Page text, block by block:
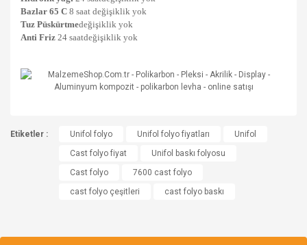
Bazlar 65 C 8 saat değişiklik yok
Tuz Püskürtmedeğişiklik yok
Anti Friz 24 saatdeğişiklik yok
Bu ürüne ilk yorumu siz yapın!
konularda yetersiz gördüğünüz noktaları öneri formunu
kullanarak tarafımıza iletebilirsiniz.
Görüş ve önerileriniz için teşekkür ederiz.
Ürün resmi kalitesiz, bozuk veya görüntülenemiyor.
Etiketler : Unifol folyo Unifol folyo fiyatları
Unifol
Cast folyo fiyat
Unifol baskı folyosu
Cast folyo
7600 cast folyo
cast folyo çeşitleri
cast folyo baskı